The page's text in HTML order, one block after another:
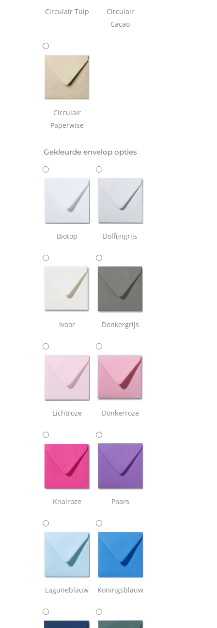
Circulair Tulp
Circulair
Cacao
Circulair
Paperwise
Gekleurde envelop opties
Biotop Dolfijngrijs
Ivoor Donkergrijs
Lichtroze Donkerroze
Knalroze Paars
Laguneblauw Koningsblauw